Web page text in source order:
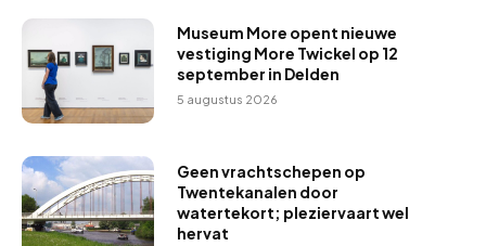
Museum More opent nieuwe
vestiging More Twickel op 12
september in Delden
5 augustus 2026
Geen vrachtschepen op
Twentekanalen door
watertekort; pleziervaart wel
hervat